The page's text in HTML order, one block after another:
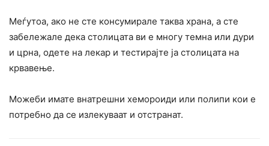
Меѓутоа, ако не сте консумирале таква храна, а сте
забележале дека столицата ви е многу темна или дури
и црна, одете на лекар и тестирајте ја столицата на
крвавење.
Можеби имате внатрешни хемороиди или полипи кои е
потребно да се излекуваат и отстранат.